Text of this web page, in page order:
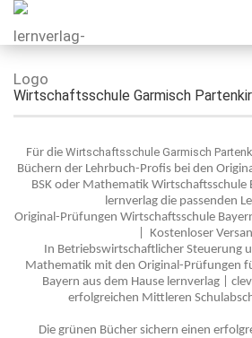
Wirtschaftsschule Garmisch
Für die Wirtschaftsschule Garmisch
Büchern der Lehrbuch-Profis bei den
BSK oder Mathematik Wirtschaftsschule
lernverlag die passenden
Original-Prüfungen Wirtschaftsschule
| Kostenloser
In Betriebswirtschaftlicher Steuerung
Mathematik mit den Original-Prüfungen
Bayern aus dem Hause lernverlag |
erfolgreichen Mittleren
Die grünen Bücher sichern einen